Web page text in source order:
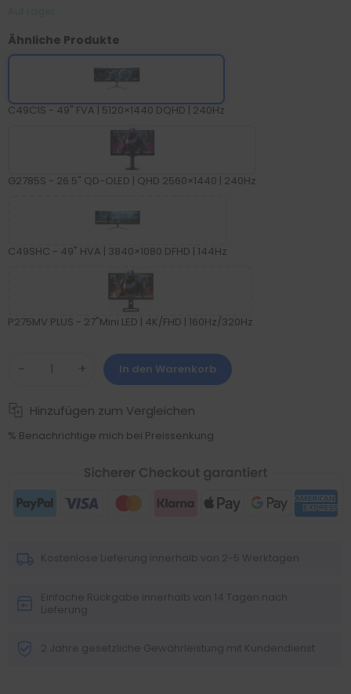
Ähnliche Produkte
C49C1S - 49" FVA | 5120×1440 DQHD | 240Hz
G2785S - 26.5" QD-OLED | QHD 2560×1440 | 240Hz
C49SHC - 49" HVA | 3840×1080 DFHD | 144Hz
P275MV PLUS - 27"Mini LED | 4K/FHD | 160Hz/320Hz
− + In den Warenkorb
Hinzufügen zum Vergleichen
% Benachrichtige mich bei Preissenkung
Kostenlose Lieferung innerhalb von 2-5 Werktagen
Einfache Rückgabe innerhalb von 14 Tagen nach
Lieferung
2 Jahre gesetzliche Gewährleistung mit Kundendienst